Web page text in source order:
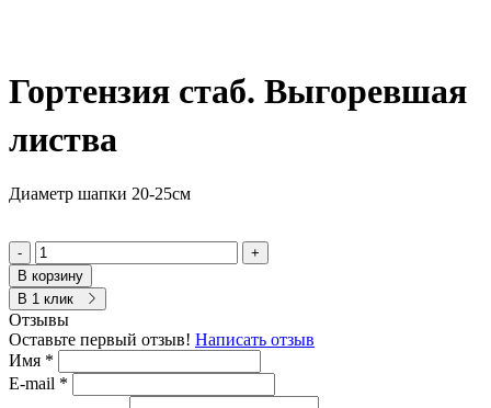
Гортензия стаб. Выгоревшая
листва
Диаметр шапки 20-25см
-
+
В корзину
В 1 клик
Отзывы
Оставьте первый отзыв! Написать отзыв
Имя *
E-mail *